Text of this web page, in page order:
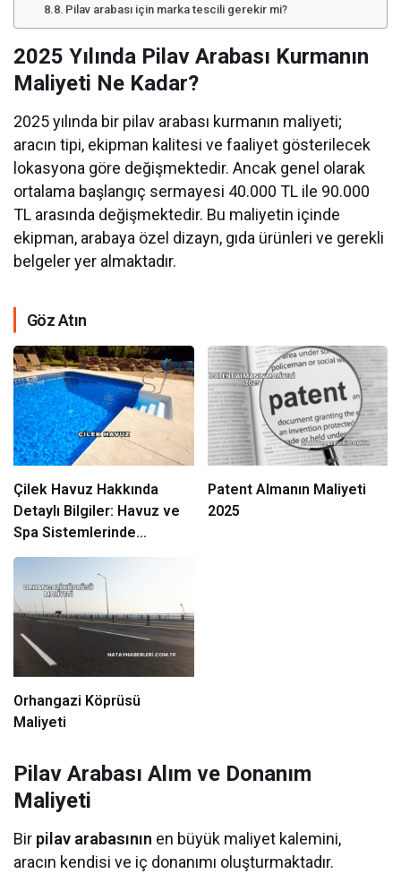
Pilav arabası için marka tescili gerekir mi?
2025 Yılında Pilav Arabası Kurmanın
Maliyeti Ne Kadar?
2025 yılında bir pilav arabası kurmanın maliyeti;
aracın tipi, ekipman kalitesi ve faaliyet gösterilecek
lokasyona göre değişmektedir. Ancak genel olarak
ortalama başlangıç sermayesi 40.000 TL ile 90.000
TL arasında değişmektedir. Bu maliyetin içinde
ekipman, arabaya özel dizayn, gıda ürünleri ve gerekli
belgeler yer almaktadır.
Göz Atın
Çilek Havuz Hakkında
Detaylı Bilgiler: Havuz ve
Spa Sistemlerinde
Güvenin Adı
Patent Almanın Maliyeti
2025
Orhangazi Köprüsü
Maliyeti
Pilav Arabası Alım ve Donanım
Maliyeti
Bir pilav arabasının en büyük maliyet kalemini,
aracın kendisi ve iç donanımı oluşturmaktadır.